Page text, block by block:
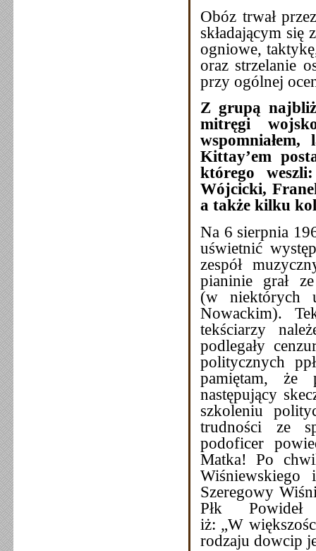
Obóz trwał
składającym się
ogniowe,
oraz strzelanie
przy ogólnej
Z grupą
mitręgi
Kittay’em
którego
Wójcicki,
a także kilku
Na 6 sierpnia
uświetnić
zespół
pianinie grał
(w niektórych
Nowackim).
tekściarzy
podlegały
politycznych
pamiętam, że
następujący
szkoleniu
trudności ze
podoficer
Matka! Po
Szeregowy
Płk Powideł
iż: „W
rodzaju dowcip